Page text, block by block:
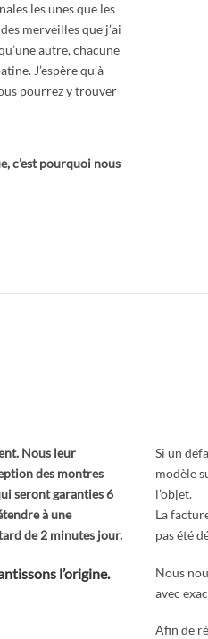
les unes que les
merveilles que j’ai
autre, chacune
J’espère qu’à
pourrez y trouver
c’est pourquoi nous
Nous leur
des montres
seront garanties 6
à une
de 2 minutes jour.
l’origine.
Si un
modèle
l’objet.
La
pas été
Nous
avec
Afin de